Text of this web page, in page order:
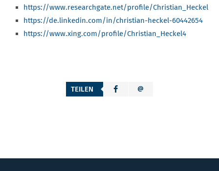
https://www.researchgate.net/profile/Christian_Heckel
https://de.linkedin.com/in/christian-heckel-60442654
https://www.xing.com/profile/Christian_Heckel4
TEILEN